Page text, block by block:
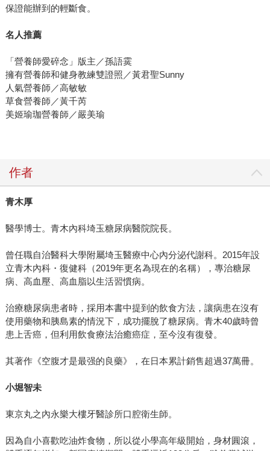
保證能辦到的輕斷食。
名人推薦
「營養師愛碎念」版主／孫語霙
擁有營養師和健身教練雙證照／黃君聖Sunny
人氣營養師／高敏敏
草食營養師／黃千芮
美姬瑜珈營養師／嚴美瑜
作者
青木厚
醫學博士。青木內科埼玉糖尿病醫院院長。
曾任職自治醫科大學附屬埼玉醫療中心內分泌代謝科。2015年設
立青木內科・復健科（2019年更名為現在的名稱），專治糖尿
病、高血壓、高血脂以生活習慣病。
治療糖尿病患者時，採用本書中提到的飲食方法，讓病患在沒有
使用藥物和胰島素的情況下，成功擺脫了糖尿病。青木40歲時曾
患上舌癌，但利用飲食療法治癒癌症，至今沒有復發。
其著作《空腹才是最强的良藥》，在日本累計銷售超過37萬冊。
小堀智未
東京丸之內永樂大樓牙醫診所口腔衛生師。
因為自小喜歡吃油炸食物，所以從小學高年級開始，身材圓滾，